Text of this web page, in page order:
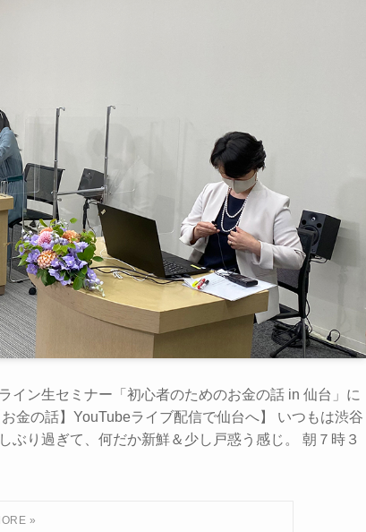
イン生セミナー「初心者のためのお金の話 in 仙台」に
金の話】YouTubeライブ配信で仙台へ】 いつもは渋谷
り過ぎて、何だか新鮮＆少し戸惑う感じ。 朝７時３